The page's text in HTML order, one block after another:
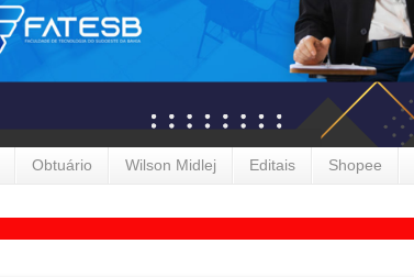
Obtuário Wilson Midlej Editais Shopee